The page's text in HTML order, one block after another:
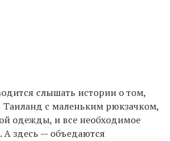
слышать истории о том,
Таиланд с маленьким рюкзачком,
одежды, и все необходимое
А здесь — объедаются